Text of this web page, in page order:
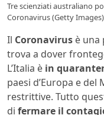
Tre scienziati australiano
Coronavirus (Getty Images)
Il Coronavirus è una
trova a dover
L’Italia è in
paesi d’Europa e
restrittive. Tutto
di fermare il